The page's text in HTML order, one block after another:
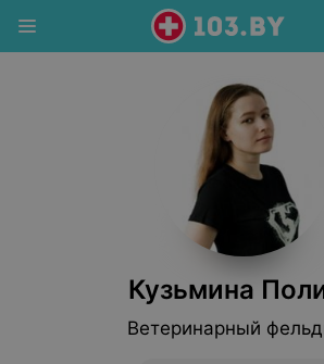
Кузьмина
Ветеринарный